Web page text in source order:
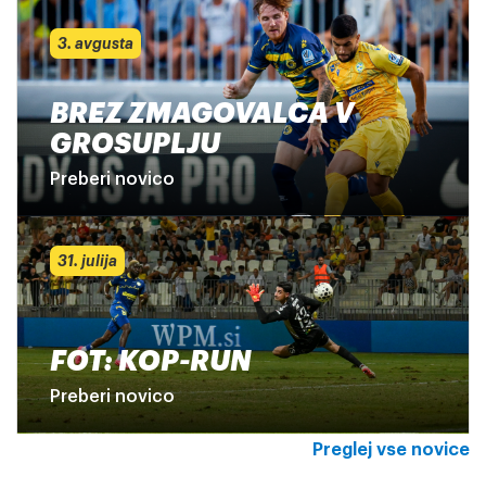
3. avgusta
BREZ ZMAGOVALCA V
GROSUPLJU
Preberi novico
31. julija
FOT: KOP-RUN
Preberi novico
Preglej vse novice